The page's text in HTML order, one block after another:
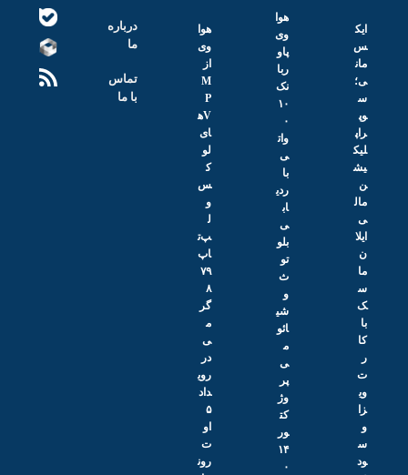
ایک
س
مان
ی؛
س
وپ
راپ
لیک
یش
ن
مال
ی
ایلا
ن
ما
س
ک
با
کا
ر
ت
وی
زا
و
س
ود
هوا
وی
پاو
ربا
نک
۱۰
۰
وات
ی
با
ردی
اب
ی
بلو
تو
ث
و
شی
ائو
م
ی
پر
وژ
کت
ور
۱۴
۰
هوا
وی
از
M
P
Vه
ای
لو
ک
س
و
ل
پ‌ت
اپ
۷۹
۸
گر
م
ی
در
روی
داد
۵
او
ت
رون
درباره
ما
تماس
با ما